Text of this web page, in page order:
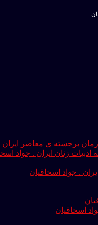
رمان برجسته ی معاصر ایران
زنان ایران . جواد
. جواد اسحاقیان
اسحاقیان